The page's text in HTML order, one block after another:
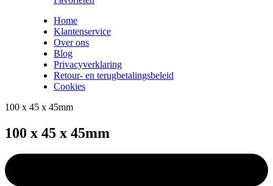
Home
Klantenservice
Over ons
Blog
Privacyverklaring
Retour- en terugbetalingsbeleid
Cookies
100 x 45 x 45mm
100 x 45 x 45mm